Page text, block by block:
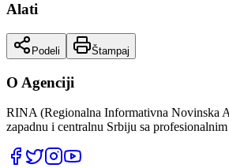
Alati
Podeli Štampaj
O Agenciji
RINA (Regionalna Informativna Novinska
zapadnu i centralnu Srbiju sa